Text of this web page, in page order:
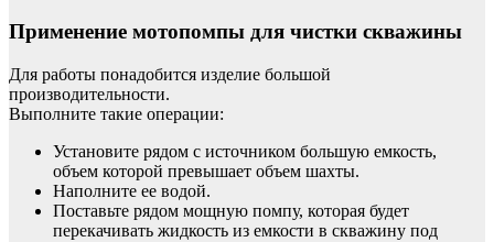
Применение мотопомпы для чистки скважины
Для работы понадобится изделие большой
производительности.
Выполните такие операции:
Установите рядом с источником большую емкость,
объем которой превышает объем шахты.
Наполните ее водой.
Поставьте рядом мощную помпу, которая будет
перекачивать жидкость из емкости в скважину под